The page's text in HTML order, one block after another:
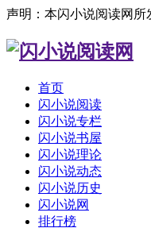
声明：本闪小说阅读网
首页
闪小说阅读
闪小说专栏
闪小说书屋
闪小说理论
闪小说动态
闪小说历史
闪小说网
排行榜